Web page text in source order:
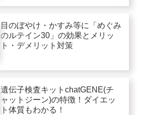
目のぼやけ・かすみ等に「めぐみ
のルテイン30」の効果とメリッ
ト・デメリット対策
遺伝子検査キットchatGENE(チ
ャットジーン)の特徴！ダイエッ
ト体質もわかる！